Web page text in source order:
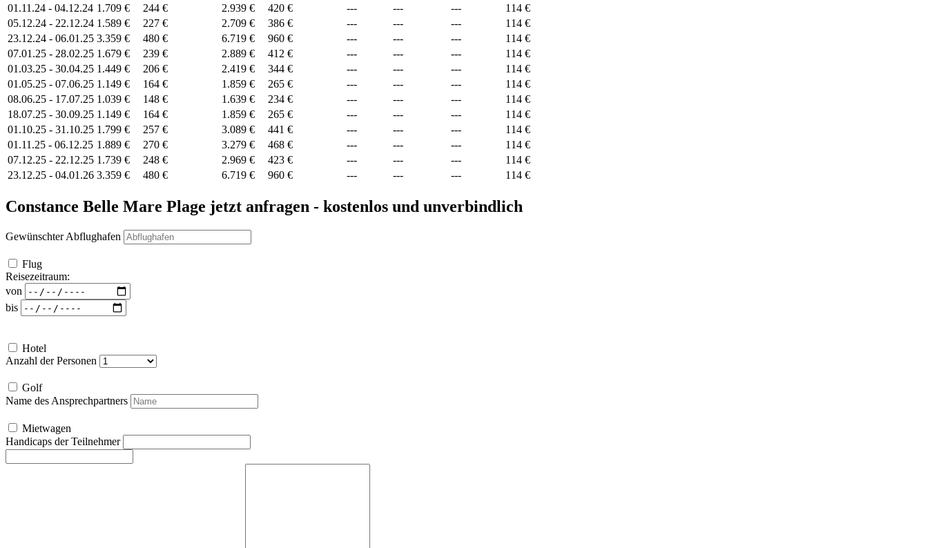
01.11.24 - 04.12.24 1.709 € 244 € 2.939 € 420 € --- --- ---
114 €
05.12.24 - 22.12.24 1.589 € 227 € 2.709 € 386 € --- --- ---
114 €
23.12.24 - 06.01.25 3.359 € 480 € 6.719 € 960 € --- --- ---
114 €
07.01.25 - 28.02.25 1.679 € 239 € 2.889 € 412 € --- --- ---
114 €
01.03.25 - 30.04.25 1.449 € 206 € 2.419 € 344 € --- --- ---
114 €
01.05.25 - 07.06.25 1.149 € 164 € 1.859 € 265 € --- --- ---
114 €
08.06.25 - 17.07.25 1.039 € 148 € 1.639 € 234 € --- --- ---
114 €
18.07.25 - 30.09.25 1.149 € 164 € 1.859 € 265 € --- --- ---
114 €
01.10.25 - 31.10.25 1.799 € 257 € 3.089 € 441 € --- --- ---
114 €
01.11.25 - 06.12.25 1.889 € 270 € 3.279 € 468 € --- --- ---
114 €
07.12.25 - 22.12.25 1.739 € 248 € 2.969 € 423 € --- --- ---
114 €
23.12.25 - 04.01.26 3.359 € 480 € 6.719 € 960 € --- --- --- 114 €
Constance Belle Mare Plage jetzt anfragen - kostenlos und unverbindlich
Gewünschter Abflughafen
Flug
Reisezeitraum:
von
bis
Hotel
Anzahl der Personen
Golf
Name des Ansprechpartners
Mietwagen
Handicaps der Teilnehmer